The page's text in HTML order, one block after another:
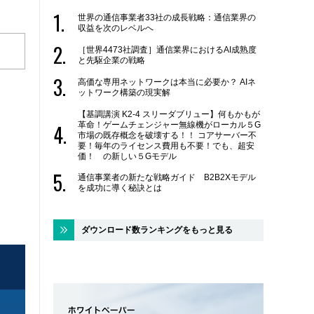
世界の通信事業者33社の成長戦略：通信業界の
収益を次のレベルへ
［世界4473社調査］通信業界におけるAI成熟度
と先駆企業の戦略
高価な専用ネットワークは本当に必要か？ AIネ
ットワーク構築の現実解
【基調講演 K2-4 スリーダブリュー】何もかもが
革命！ゲームチェンジャー無線機がローカル５G
市場の既存概念を破壊する！！ コアサーバー不
要！毎年のライセンス費用も不要！でも、超安
価！ の新しい５Gモデル
通信事業者の新たな戦略ガイド B2B2Xモデル
を成功に導く秘訣とは
ダウンロード数ランキングをもっと見る